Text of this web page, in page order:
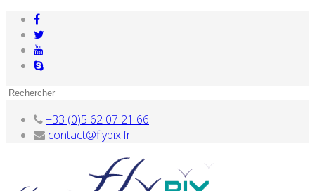
+33 (0)5 62 07 21 66
contact@flypix.fr